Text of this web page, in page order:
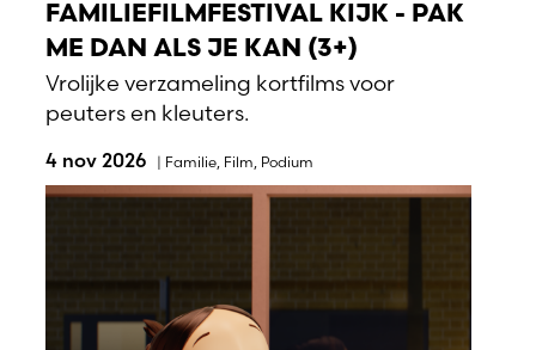
FAMILIEFILMFESTIVAL KIJK - PAK
ME DAN ALS JE KAN (3+)
Vrolijke verzameling kortfilms voor
peuters en kleuters.
4 nov 2026 | Familie, Film, Podium